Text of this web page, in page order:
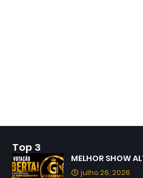
Top 3
MELHOR SHOW
julho 26, 2026